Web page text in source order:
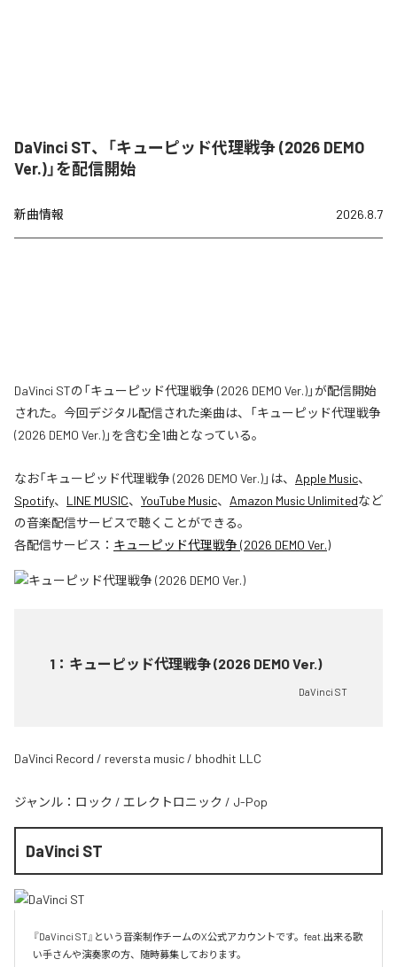
DaVinci ST、「キューピッド代理戦争 (2026 DEMO
Ver.)」を配信開始
新曲情報 2026.8.7
DaVinci STの「キューピッド代理戦争 (2026 DEMO Ver.)」が配信開始
された。今回デジタル配信された楽曲は、「キューピッド代理戦争
(2026 DEMO Ver.)」を含む全1曲となっている。
なお「キューピッド代理戦争 (2026 DEMO Ver.)」は、 Apple Music、
Spotify、 LINE MUSIC、 YouTube Music、 Amazon Music Unlimitedなど
の音楽配信サービスで聴くことができる。
各配信サービス： キューピッド代理戦争 (2026 DEMO Ver.)
1 ： キューピッド代理戦争 (2026 DEMO Ver.)
DaVinci ST
DaVinci Record / reversta music / bhodhit LLC
ジャンル： ロック / エレクトロニック / J-Pop
DaVinci ST
『DaVinci ST』という音楽制作チームのX公式アカウントです。feat.出来る歌
い手さんや演奏家の方、随時募集しております。